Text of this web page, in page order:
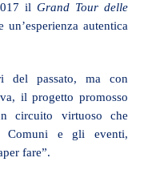
il Grand Tour delle
autentica
del passato, ma con
il progetto promosso
circuito virtuoso che
Comuni e gli eventi,
fare”.